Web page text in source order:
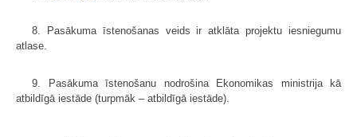
8. Pasākuma īstenošanas veids ir atklāta projektu iesniegumu
atlase.
9. Pasākuma īstenošanu nodrošina Ekonomikas ministrija kā
atbildīgā iestāde (turpmāk – atbildīgā iestāde).